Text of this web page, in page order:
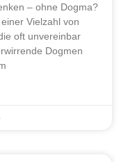
– ohne Dogma?
Vielzahl von
oft unvereinbar
Dogmen